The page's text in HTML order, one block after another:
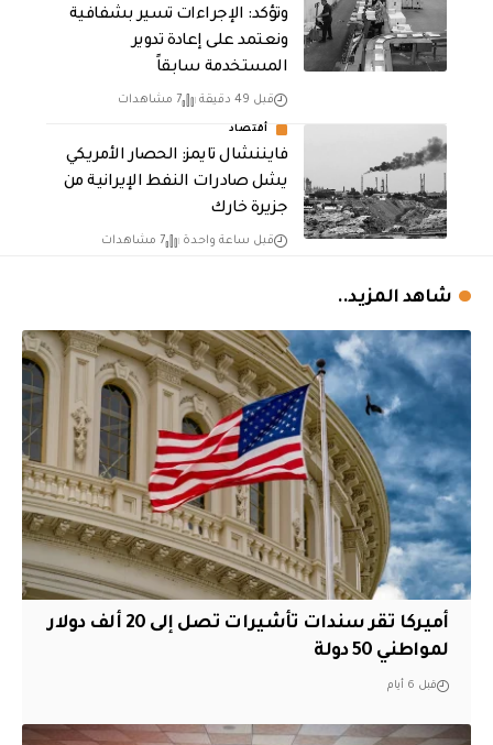
وتؤكد: الإجراءات تسير بشفافية
ونعتمد على إعادة تدوير
المستخدمة سابقاً
قبل 49 دقيقة 7 مشاهدات
أقتصاد
فايننشال تايمز: الحصار الأمريكي
يشل صادرات النفط الإيرانية من
جزيرة خارك
قبل ساعة واحدة 7 مشاهدات
شاهد المزيد..
أميركا تقر سندات تأشيرات تصل إلى 20 ألف دولار
لمواطني 50 دولة
قبل 6 أيام